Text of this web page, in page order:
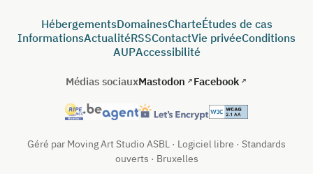
HébergementsDomainesCharteÉtudes de cas
InformationsActualitéRSSContactVie privéeConditions
AUPAccessibilité
Médias sociauxMastodon Facebook
Géré par Moving Art Studio ASBL · Logiciel libre · Standards
ouverts · Bruxelles